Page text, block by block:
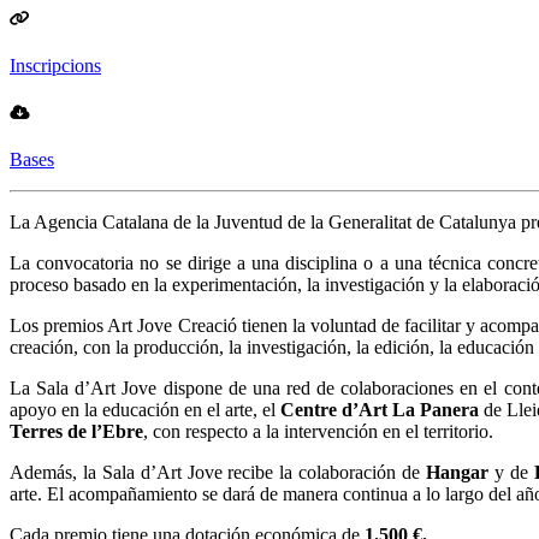
Inscripcions
Bases
La Agencia Catalana de la Juventud de la Generalitat de Catalunya
La convocatoria no se dirige a una disciplina o a una técnica
proceso basado en la experimentación, la investigación y la
Los premios Art Jove Creació tienen la voluntad de facilitar y
creación, con la producción, la investigación, la edición, la
La Sala d’Art Jove dispone de una red de colaboraciones en el
apoyo en la educación en el arte, el Centre d’Art La Panera de
Terres de l’Ebre, con respecto a la intervención en el territorio.
Además, la Sala d’Art Jove recibe la colaboración de Hangary de
arte. El acompañamiento se dará de manera continua a lo largo del